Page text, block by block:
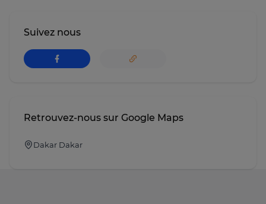
Suivez nous
Retrouvez-nous sur Google Maps
Dakar Dakar